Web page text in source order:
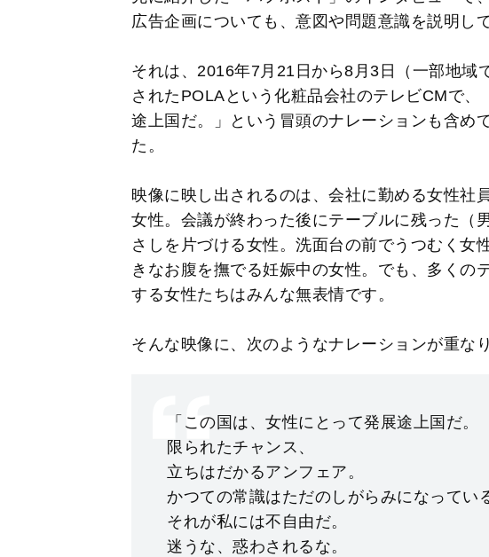
広告企画についても、意図や問題意識を説明し
それは、2016年7月21日から8月3日（一部地域
されたPOLAという化粧品会社のテレビCMで、
途上国だ。」という冒頭のナレーションも含め
た。
映像に映し出されるのは、会社に勤める女性社
女性。会議が終わった後にテーブルに残った（
さしを片づける女性。洗面台の前でうつむく女
きなお腹を撫でる妊娠中の女性。でも、多くの
する女性たちはみんな無表情です。
そんな映像に、次のようなナレーションが重なり
「この国は、女性にとって発展途上国だ。
限られたチャンス、
立ちはだかるアンフェア。
かつての常識はただのしがらみになってい
それが私には不自由だ。
迷うな、惑わされるな。